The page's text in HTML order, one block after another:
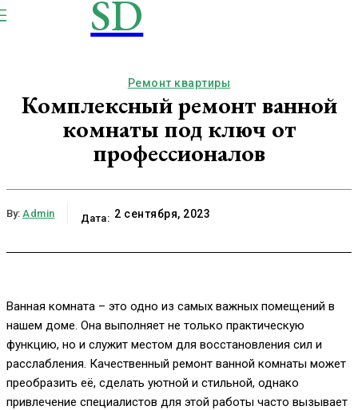
SD
Ремонт квартиры
Комплексный ремонт ванной
комнаты под ключ от
профессионалов
By: Admin Дата: 2 сентября, 2023
Ванная комната – это одно из самых важных помещений в
нашем доме. Она выполняет не только практическую
функцию, но и служит местом для восстановления сил и
расслабления. Качественный ремонт ванной комнаты может
преобразить её, сделать уютной и стильной, однако
привлечение специалистов для этой работы часто вызывает